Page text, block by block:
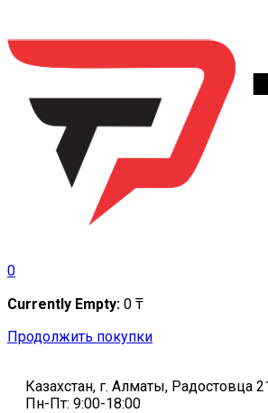
0
Currently Empty: 0 ₸
Продолжить покупки
Казахстан, г. Алматы, Радостовца
Пн-Пт: 9:00-18:00